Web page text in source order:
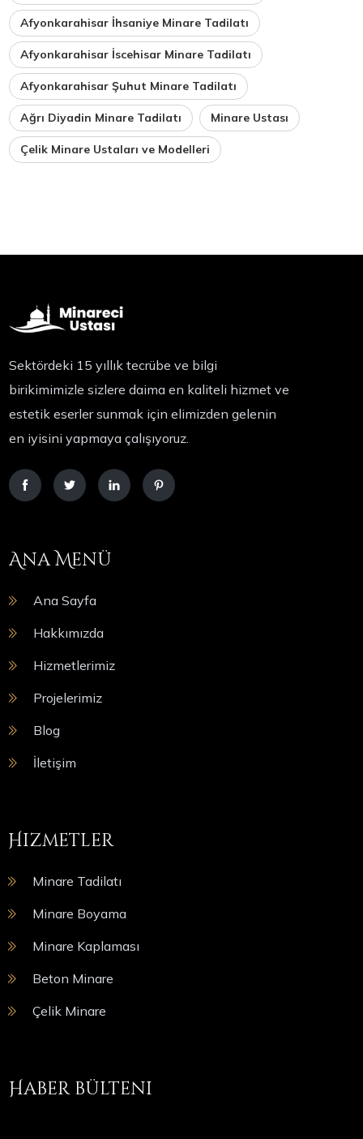
Afyonkarahisar İhsaniye Minare Tadilatı
Afyonkarahisar İscehisar Minare Tadilatı
Afyonkarahisar Şuhut Minare Tadilatı
Ağrı Diyadin Minare Tadilatı Minare Ustası
Çelik Minare Ustaları ve Modelleri
Sektördeki 15 yıllık tecrübe ve bilgi
birikimimizle sizlere daima en kaliteli hizmet ve
estetik eserler sunmak için elimizden gelenin
en iyisini yapmaya çalışıyoruz.
Ana Menü
Ana Sayfa
Hakkımızda
Hizmetlerimiz
Projelerimiz
Blog
İletişim
Hizmetler
Minare Tadilatı
Minare Boyama
Minare Kaplaması
Beton Minare
Çelik Minare
Haber bülteni